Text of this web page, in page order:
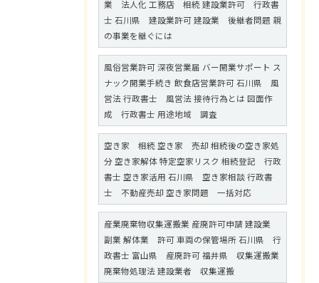
業 法人化 工務店 相続 建設業許可 行政書
士 石川県 建設業許可 建設業 後継者問題 親
の事業を継ぐには
風俗営業許可 深夜営業届 バー開業サポート ス
ナック開業手続き 飲食店営業許可 石川県 風
営法 行政書士 風営法 接待行為とは 図面作
成 行政書士 用途地域 調査
空き家 相続 空き家 売却 相続後の空き家処
分 空き家解体 特定空家リスク 相続登記 行政
書士 空き家活用 石川県 空き家相談 行政書
士 不動産売却 空き家問題 一括対応
産業廃棄物収集運搬業 産廃許可申請 建設業
副業 解体業 許可 車両の保管場所 石川県 行
政書士 富山県 産廃許可 福井県 収集運搬業
廃棄物処理法 建設業者 収集運搬